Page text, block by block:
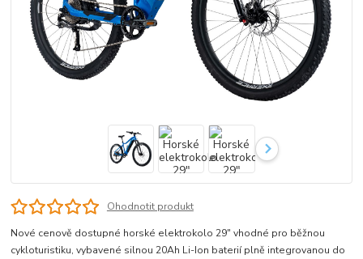
Ohodnotit produkt
Nové cenově dostupné horské elektrokolo 29" vhodné pro běžnou
cykloturistiku, vybavené silnou 20Ah Li-Ion baterií plně integrovanou do